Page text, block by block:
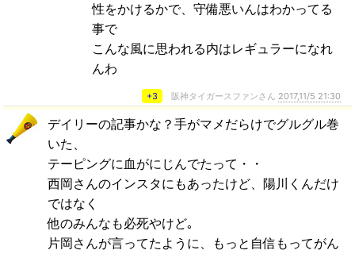
性をかけるかで、守備悪いんはわかってる
事で
こんな風に思われる内はレギュラーになれ
んわ
+3 阪神タイガースファンさん 2017,11/5 21:30
デイリーの記事かな？手がマメだらけでグルグル巻
いた、
テーピングに血がにじんでたって・・
西岡さんのインスタにもあったけど、陽川くんだけ
ではなく
他のみんなも必死やけど｡
片岡さんが言ってたように、もっと自信もってがん